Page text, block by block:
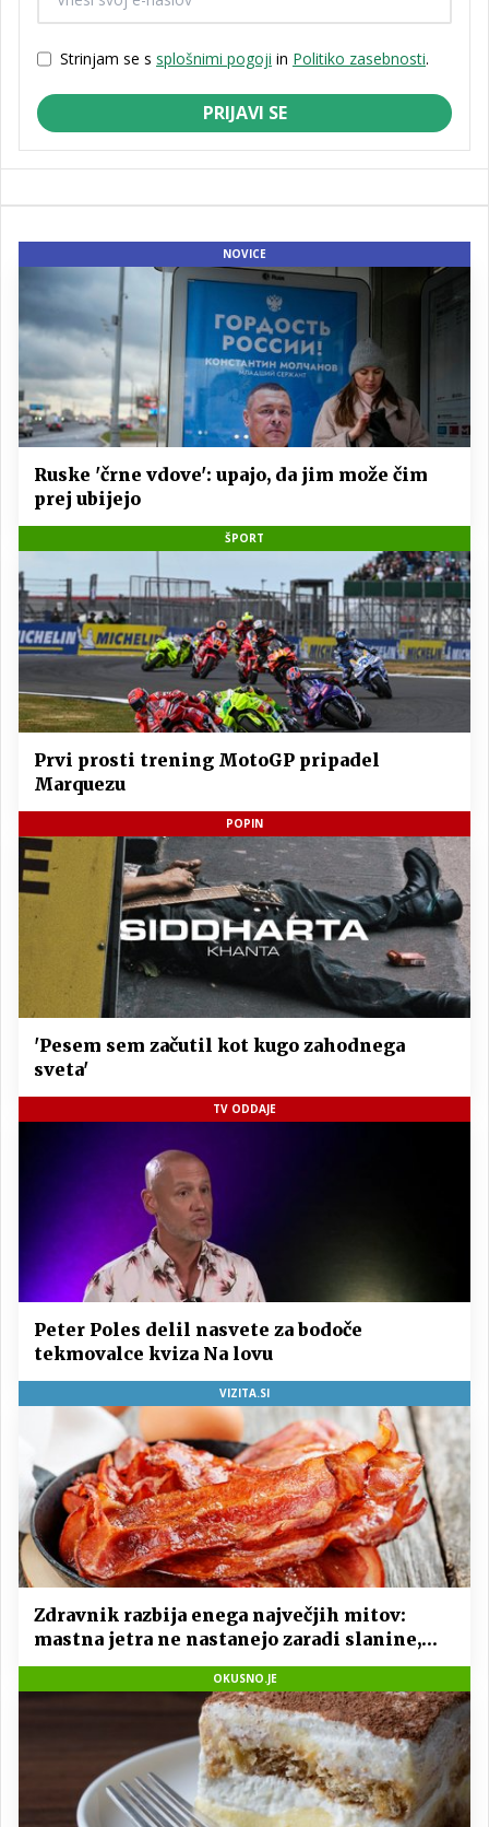
Strinjam se s splošnimi pogoji in Politiko zasebnosti.
PRIJAVI SE
NOVICE
Ruske 'črne vdove': upajo, da jim može čim
prej ubijejo
ŠPORT
Prvi prosti trening MotoGP pripadel
Marquezu
POPIN
'Pesem sem začutil kot kugo zahodnega
sveta'
TV ODDAJE
Peter Poles delil nasvete za bodoče
tekmovalce kviza Na lovu
VIZITA.SI
Zdravnik razbija enega največjih mitov:
mastna jetra ne nastanejo zaradi slanine,
temveč zaradi živila, ki ga imamo vsi radi
OKUSNO.JE